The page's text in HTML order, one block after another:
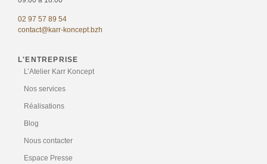
02 97 57 89 54
contact@karr-koncept.bzh
L'ENTREPRISE
L’Atelier Karr Koncept
Nos services
Réalisations
Blog
Nous contacter
Espace Presse